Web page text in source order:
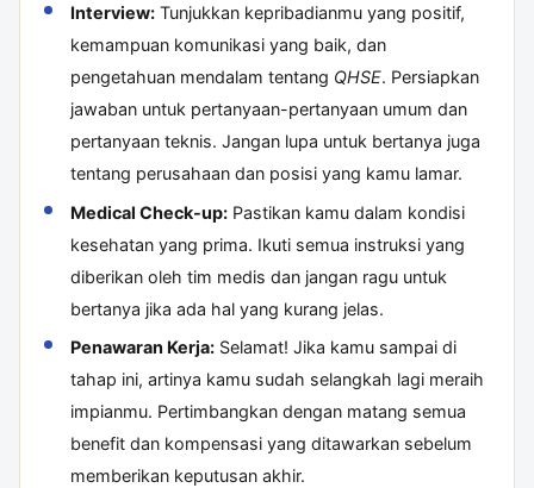
Interview:Tunjukkan kepribadianmu yang positif,
kemampuan komunikasi yang baik, dan
pengetahuan mendalam tentang QHSE. Persiapkan
jawaban untuk pertanyaan-pertanyaan umum dan
pertanyaan teknis. Jangan lupa untuk bertanya juga
tentang perusahaan dan posisi yang kamu lamar.
Medical Check-up:Pastikan kamu dalam kondisi
kesehatan yang prima. Ikuti semua instruksi yang
diberikan oleh tim medis dan jangan ragu untuk
bertanya jika ada hal yang kurang jelas.
Penawaran Kerja:Selamat! Jika kamu sampai di
tahap ini, artinya kamu sudah selangkah lagi meraih
impianmu. Pertimbangkan dengan matang semua
benefit dan kompensasi yang ditawarkan sebelum
memberikan keputusan akhir.